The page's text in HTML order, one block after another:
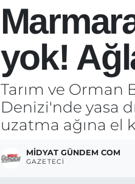
yok!
Tarım ve Orman
Denizi'nde yasa
uzatma ağına el
MIDYAT GÜNDEM COM
GAZETECI